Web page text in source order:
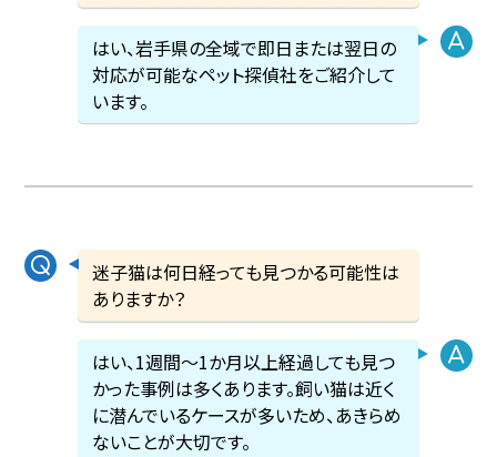
はい、岩手県の全域で即日または翌日の
対応が可能なペット探偵社をご紹介して
います。
迷子猫は何日経っても見つかる可能性は
ありますか？
はい、1週間〜1か月以上経過しても見つ
かった事例は多くあります。飼い猫は近く
に潜んでいるケースが多いため、あきらめ
ないことが大切です。